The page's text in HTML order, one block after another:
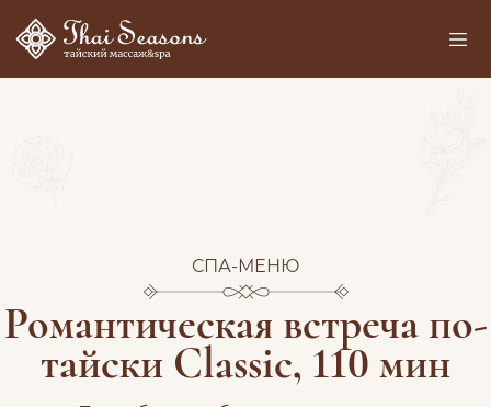
СПА-МЕНЮ
Романтическая встреча по-
тайски Classic, 110 мин